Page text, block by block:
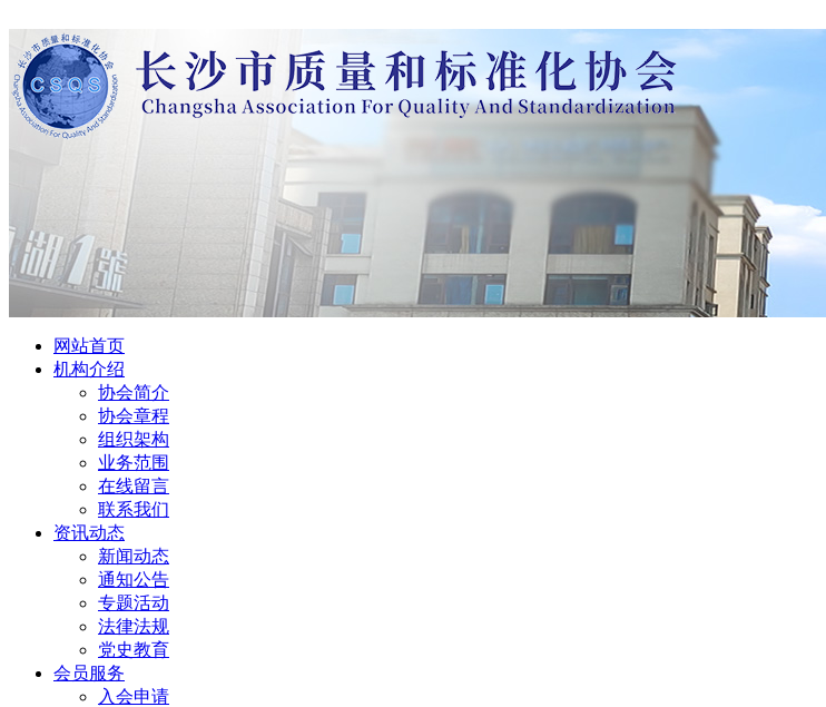
网站首页
机构介绍
协会简介
协会章程
组织架构
业务范围
在线留言
联系我们
资讯动态
新闻动态
通知公告
专题活动
法律法规
党史教育
会员服务
入会申请